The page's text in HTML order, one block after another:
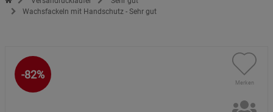
Wachsfackeln mit Handschutz - Sehr gut
-82%
Merken